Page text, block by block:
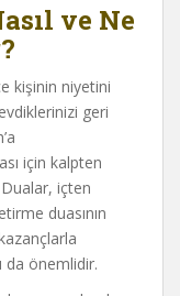
ve Ne
kişinin niyetini
geri
için kalpten
içten
duasının
da önemlidir.